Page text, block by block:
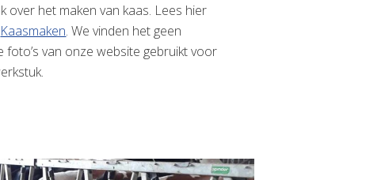
over het maken van kaas. Lees hier
Kaasmaken. We vinden het geen
van onze website gebruikt voor